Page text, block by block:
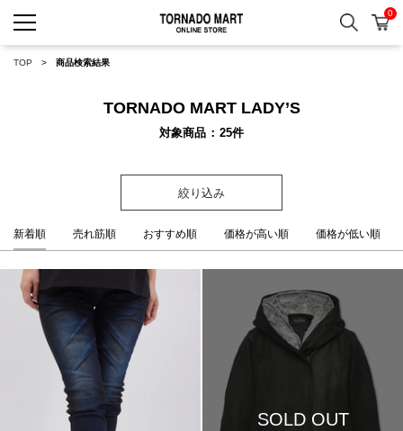
検索 カ
0
TOP 商品検索結果
TORNADO MART LADY’S
対象商品 25件
絞り込み
新着順 売れ筋順 おすすめ順 価格が高い順 価格が低い順
SOLD OUT